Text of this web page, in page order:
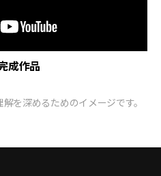
成作品
を深めるためのイメージです。